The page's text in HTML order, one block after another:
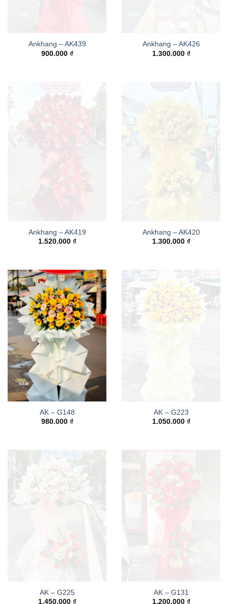
Ankhang – AK439
900.000 ₫
Ankhang – AK426
1.300.000 ₫
Ankhang – AK419
1.520.000 ₫
Ankhang – AK420
1.300.000 ₫
AK – G148
980.000 ₫
AK – G223
1.050.000 ₫
AK – G225
1.450.000 ₫
AK – G131
1.200.000 ₫